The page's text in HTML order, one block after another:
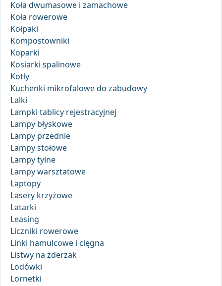
Koła dwumasowe i zamachowe
Koła rowerowe
Kołpaki
Kompostowniki
Koparki
Kosiarki spalinowe
Kotły
Kuchenki mikrofalowe do zabudowy
Lalki
Lampki tablicy rejestracyjnej
Lampy błyskowe
Lampy przednie
Lampy stołowe
Lampy tylne
Lampy warsztatowe
Laptopy
Lasery krzyżowe
Latarki
Leasing
Liczniki rowerowe
Linki hamulcowe i cięgna
Listwy na zderzak
Lodówki
Lornetki